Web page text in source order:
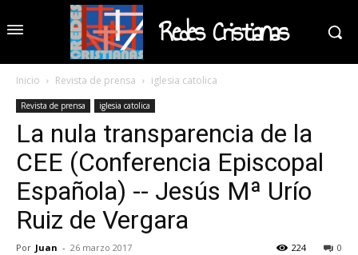
Redes Cristianas
Inicio Revista de prensa iglesia catolica
Revista de prensa iglesia catolica
La nula transparencia de la
CEE (Conferencia Episcopal
Española) -- Jesús Mª Urío
Ruiz de Vergara
Por Juan - 26 marzo 2017 0
224